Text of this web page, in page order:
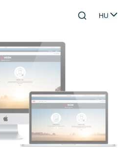
Skip to main contentSearchHU
Select